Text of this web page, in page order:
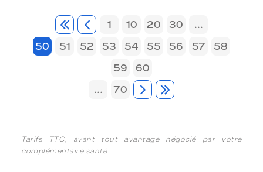
1 10 20 30
...
50
51 52 53 54 55 56 57
58
59
60
...
70
Tarifs TTC, avant tout avantage négocié par votre
complémentaire santé